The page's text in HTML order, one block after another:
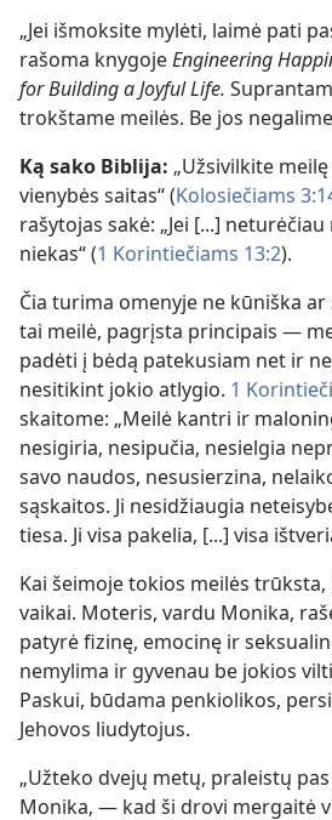
„Jei išmoksite mylėti, laimė pati
rašoma knygojeEngineering
for Building a Joyful Life.
trokštame meilės. Be jos
Ką sako Biblija: „Užsivilkite
vienybės saitas“ (Kolosiečiams
rašytojas sakė: „Jei [...]
niekas“ (1 Korintiečiams 13:2).
Čia turima omenyje ne kūniška
tai meilė, pagrįsta principais —
padėti į bėdą patekusiam net ir
nesitikint jokio atlygio. 1
skaitome: „Meilė kantri ir
nesigiria, nesipučia, nesielgia
savo naudos, nesusierzina,
sąskaitos. Ji nesidžiaugia
tiesa. Ji visa pakelia, [...] visa
Kai šeimoje tokios meilės trūksta,
vaikai. Moteris, vardu Monika,
patyrė fizinę, emocinę ir
nemylima ir gyvenau be jokios
Paskui, būdama penkiolikos,
Jehovos liudytojus.
„Užteko dvejų metų, praleistų
Monika, — kad ši drovi mergaitė